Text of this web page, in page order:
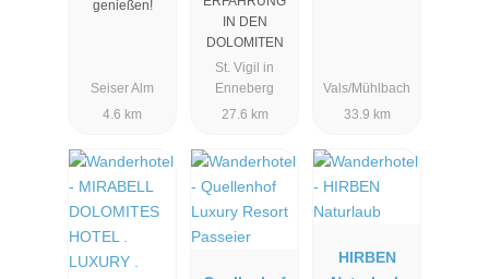
genießen!
Seiser Alm
4.6 km
IN DEN
DOLOMITEN
St. Vigil in
Enneberg
27.6 km
Vals/Mühlbach
33.9 km
HIRBEN